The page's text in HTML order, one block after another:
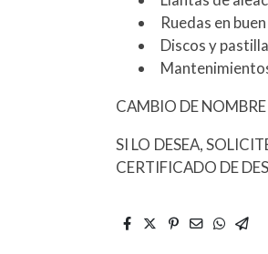
Ruedas en
Discos y
CAMBIO DE
SI LO DESEA,
CERTIFICADO DE